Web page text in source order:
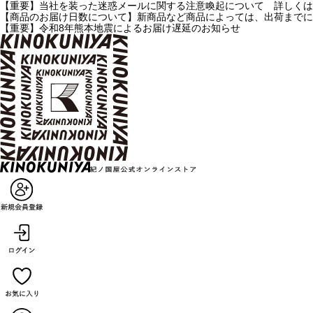
【重要】当社を装った迷惑メールに関する注意喚起について 詳しく
【商品のお届け日数について】新商品など商品によっては、出荷ま
【重要】令和8年熊本地震によるお届け遅延のお知らせ